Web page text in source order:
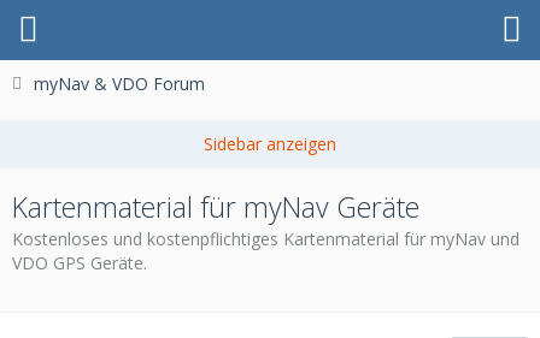
myNav & VDO Forum
Kartenmaterial für myNav Geräte
Kostenloses und kostenpflichtiges Kartenmaterial für myNav und
VDO GPS Geräte.